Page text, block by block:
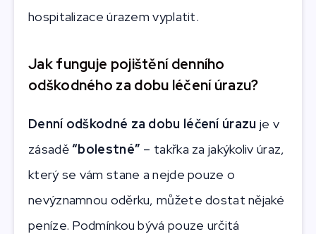
hospitalizace úrazem vyplatit.
Jak funguje pojištění denního
odškodného za dobu léčení úrazu?
Denní odškodné za dobu léčení úrazu je v
zásadě“bolestné” – takřka za jakýkoliv úraz,
který se vám stane a nejde pouze o
nevýznamnou oděrku, můžete dostat nějaké
peníze. Podmínkou bývá pouze určitá